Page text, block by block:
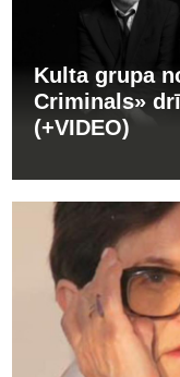
Kulta grupa
Criminals»
(+VIDEO)